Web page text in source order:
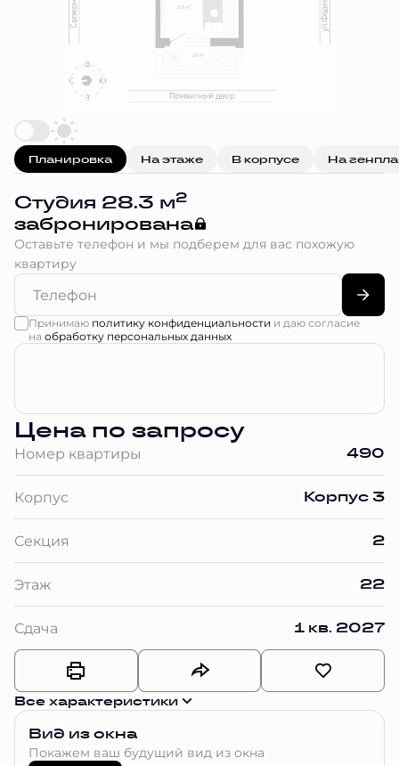
Планировка На этаже В корпусе На
Студия 28.3 м2
забронирована
Оставьте телефон и мы подберем для вас похожую
квартиру
Принимаю политику конфиденциальности и даю согласие
на обработку персональных данных
Цена по запросу
Номер квартиры 490
Корпус Корпус 3
Секция 2
Этаж 22
Сдача 1 кв. 2027
Все характеристики
Вид из окна
Покажем ваш будущий вид из окна